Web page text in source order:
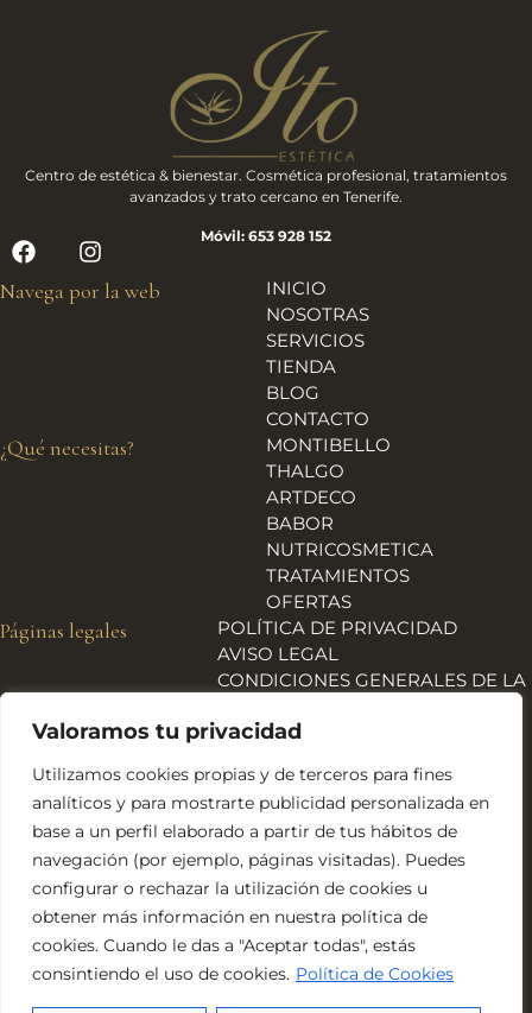
Valoramos tu privacidad
Utilizamos cookies propias y de terceros para fines
analíticos y para mostrarte publicidad personalizada en
base a un perfil elaborado a partir de tus hábitos de
navegación (por ejemplo, páginas visitadas). Puedes
configurar o rechazar la utilización de cookies u
obtener más información en nuestra política de
cookies. Cuando le das a "Aceptar todas", estás
consintiendo el uso de cookies. Política de Cookies
Centro de estética & bienestar. Cosmética profesional, tratamientos
avanzados y trato cercano en Tenerife.
Móvil: 653 928 152
Navega por la web
INICIO
NOSOTRAS
SERVICIOS
TIENDA
BLOG
CONTACTO
¿Qué necesitas?
MONTIBELLO
THALGO
ARTDECO
BABOR
NUTRICOSMETICA
TRATAMIENTOS
OFERTAS
Páginas legales
POLÍTICA DE PRIVACIDAD
AVISO LEGAL
CONDICIONES GENERALES DE LA
ENVÍOS, DEVOLUCIONES Y
POLÍTICA DE COOKIES
DECLARACIÓN DE
ACCESIBILIDAD
Financiado por la Unión Europea – NextGeneration EU